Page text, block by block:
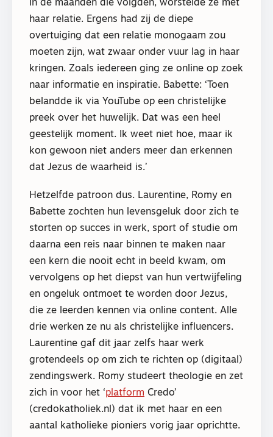
In de maanden die volgden, worstelde ze met
haar relatie. Ergens had zij de diepe
overtuiging dat een relatie monogaam zou
moeten zijn, wat zwaar onder vuur lag in haar
kringen. Zoals iedereen ging ze online op zoek
naar informatie en inspiratie. Babette: ‘Toen
belandde ik via YouTube op een christelijke
preek over het huwelijk. Dat was een heel
geestelijk moment. Ik weet niet hoe, maar ik
kon gewoon niet anders meer dan erkennen
dat Jezus de waarheid is.’
Hetzelfde patroon dus. Laurentine, Romy en
Babette zochten hun levensgeluk door zich te
storten op succes in werk, sport of studie om
daarna een reis naar binnen te maken naar
een kern die nooit echt in beeld kwam, om
vervolgens op het diepst van hun vertwijfeling
en ongeluk ontmoet te worden door Jezus,
die ze leerden kennen via online content. Alle
drie werken ze nu als christelijke influencers.
Laurentine gaf dit jaar zelfs haar werk
grotendeels op om zich te richten op (digitaal)
zendingswerk. Romy studeert theologie en zet
zich in voor het ‘platform Credo’
(credokatholiek.nl) dat ik met haar en een
aantal katholieke pioniers vorig jaar oprichtte.